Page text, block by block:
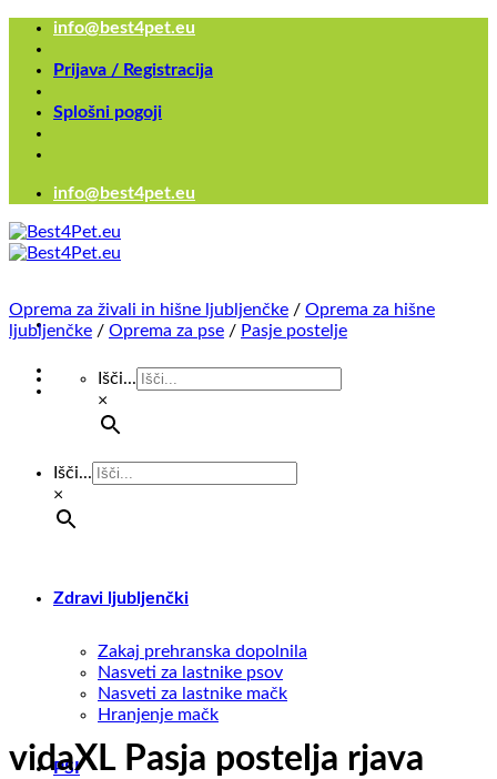
Skoči
vsebino
info@best4pet.eu
Prijava / Registracija
Splošni pogoji
info@best4pet.eu
Išči...
×
Išči...
×
Zdravi ljubljenčki
Zakaj prehranska dopolnila
Nasveti za lastnike psov
Nasveti za lastnike mačk
Hranjenje mačk
PSI
Oprema za živali in hišne ljubljenčke / Oprema za hišne
ljubljenčke / Oprema za pse / Pasje postelje
vidaXL Pasja postelja rjava